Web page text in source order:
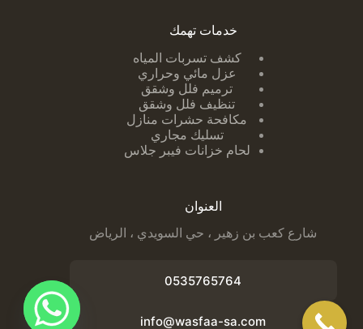
خدمات تهمك
كشف تسربات ا لمياه
عزل مائي وحراري
ترميم فلل وشقق
تنظيف فلل وشقق
مكافحة حشرات منازل
تسليك مجاري
لحام خزانات فيبر جلاس
العنوان
شارع كعب بن زهير ، حي السويدي ، الرياض
0535765764
info@wasfaa-sa.com